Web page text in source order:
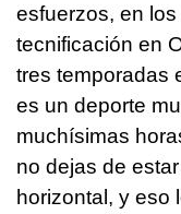
esfuerzos, en
tecnificación en
tres temporadas
es un deporte
muchísimas
no dejas de
horizontal, y eso